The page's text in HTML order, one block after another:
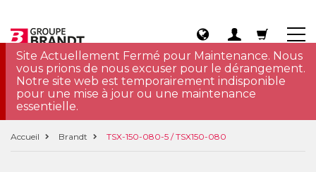
Site Actuellement Fermé pour Maintenance. Nous
vous prions de nous excuser pour le dérangement.
Notre site web est temporairement indisponible
pour une mise à jour ou une maintenance
essentielle.
Accueil Brandt TSX-150-080-5 / TSX150-080